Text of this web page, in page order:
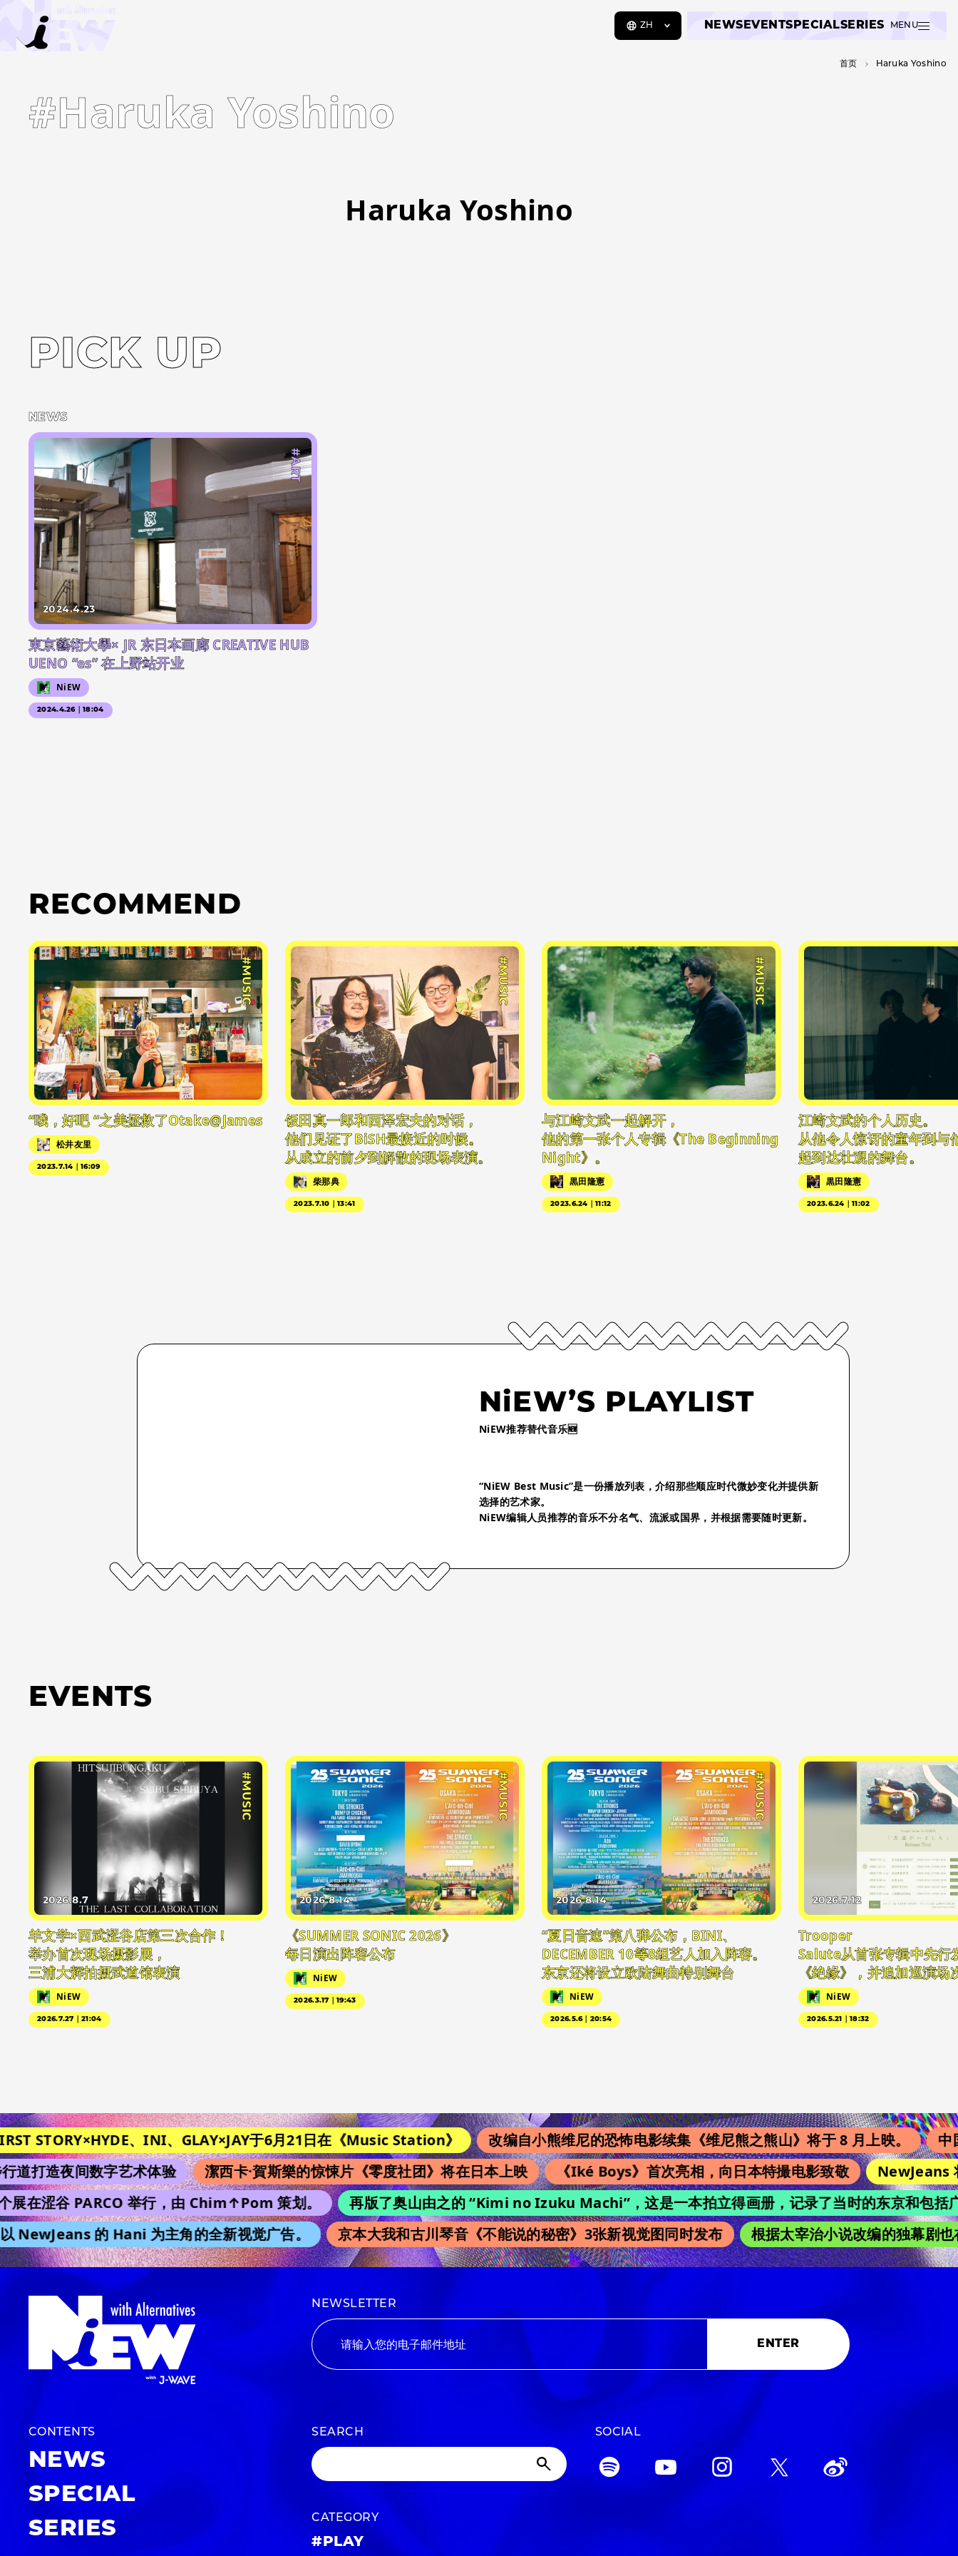
ZH NEWS EVENTSPECIALSERIES MENU
首页 Haruka Yoshino
#Haruka Yoshino
Haruka Yoshino
PICK UP
NEWS
#ART
2024.4.23
東京藝術大學× JR 东日本画廊 CREATIVE HUB
UENO “es” 在上野站开业
NiEW
2024.4.26｜18:04
RECOMMEND
#MUSIC
“哦，好吧 “之美拯救了Otake@James
松井友里
2023.7.14｜16:09
#MUSIC
饭田真一郎和西泽宏夫的对话，
他们见证了BiSH最接近的时候。
从成立的前夕到解散的现场表演。
柴那典
2023.7.10｜13:41
#MUSIC
与江崎文武一起解开，
他的第一张个人专辑《The Beginning
Night》。
黒田隆憲
2023.6.24｜11:12
江崎文武的个人历史。
从他令人惊讶的童年到与
起到达壮观的舞台。
黒田隆憲
2023.6.24｜11:02
NiEW’S PLAYLIST
NiEW推荐替代音乐🆕
“NiEW Best Music”是一份播放列表，介绍那些顺应时代微妙变化并提供新
选择的艺术家。
NiEW编辑人员推荐的音乐不分名气、流派或国界，并根据需要随时更新。
EVENTS
#MUSIC
2026.8.7
羊文学×西武涩谷店第三次合作！
举办首次现场摄影展，
三浦大辉拍摄武道馆表演
NiEW
2026.7.27｜21:04
#MUSIC
2026.8.14
《SUMMER SONIC 2026》
每日演出阵容公布
NiEW
2026.3.17｜19:43
#MUSIC
2026.8.14
“夏日音速”第八弹公布，BINI、
DECEMBER 10等8组艺人加入阵容。
东京还将设立欧陆舞曲特别舞台
NiEW
2026.5.6｜20:54
2026.7.12
Trooper
Salute从首张专辑中先行
《绝缘》，并追加巡演场
NiEW
2026.5.21｜18:32
、INI、GLAY×JAY于6月21日在《Music Station》 改编自小熊维尼的恐怖电影续集《维尼熊之熊山》将于 8 月上映。
中国
打造夜间数字艺术体验
潔西卡·賀斯樂的惊悚片《零度社团》将在日本上映 《Iké Boys》首次亮相，向日本特撮电影致敬
NewJeans 将
涩谷 PARCO 举行，由 Chim↑Pom 策划。
再版了奥山由之的 “Kimi no Izuku Machi”，这是一本拍立得画册，记录了当时的东京和包括广
的 Hani 为主角的全新视觉广告。
京本大我和古川琴音《不能说的秘密》3张新视觉图同时发布 根据太宰治小说改编的独幕剧也
NEWSLETTER
ENTER
CONTENTS
NEWS
SPECIAL
SERIES
SEARCH
CATEGORY
#PLAY
SOCIAL